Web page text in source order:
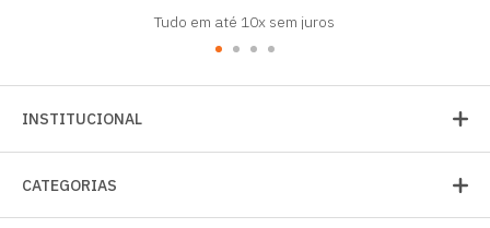
Tudo em até 10x sem juros
INSTITUCIONAL
CATEGORIAS